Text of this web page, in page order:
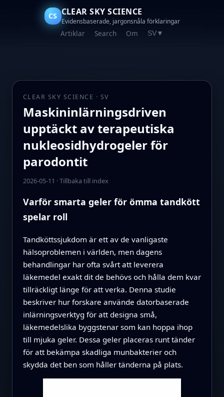
CS CLEAR SKY SCIENCE
Evidensbaserade, jargonsnåla förklaringar
Artiklar Search Om SV ▼
CLEAR SKY SCIENCE · SV
Maskininlärningsdriven
upptäckt av terapeutiska
nukleosidhydrogeler för
parodontit
2026-05-11 ·Tillbaka till index
Varför smarta geler för ömma tandkött
spelar roll
Tandköttssjukdom är ett av de vanligaste
hälsoproblemen i världen, men dagens
behandlingar har ofta svårt att leverera
läkemedel exakt dit de behövs och hålla dem kvar
tillräckligt länge för att verka. Denna studie
beskriver hur forskare använde datorbaserade
inlärningsverktyg för att designa små,
läkemedelslika byggstenar som kan hoppa ihop
till mjuka geler. Dessa geler placeras runt tänder
för att bekämpa skadliga munbakterier och
skydda det ben som håller tänderna på plats.